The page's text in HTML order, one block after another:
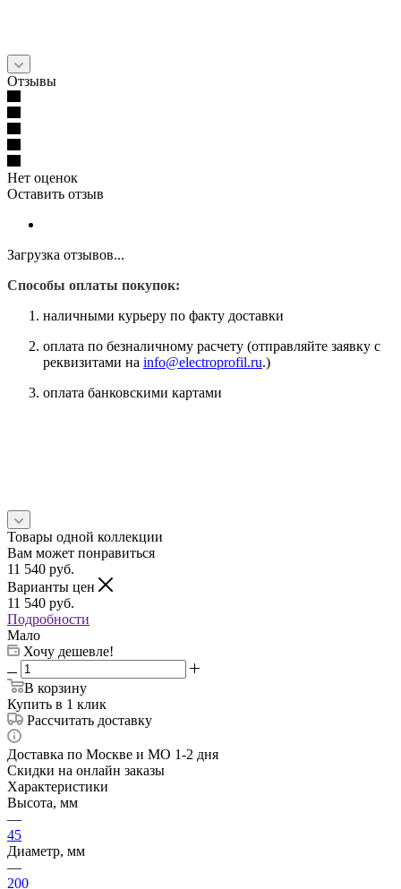
Отзывы
Нет оценок
Оставить отзыв
Загрузка отзывов...
Способы оплаты покупок:
наличными курьеру по факту доставки
оплата по безналичному расчету (отправляйте заявку с
реквизитами на info@electroprofil.ru.)
оплата банковскими картами
Товары одной коллекции
Вам может понравиться
11 540 руб.
Варианты цен
11 540 руб.
Подробности
Мало
Хочу дешевле!
В корзину
Купить в 1 клик
Рассчитать доставку
Доставка по Москве и МО 1-2 дня
Скидки на онлайн заказы
Характеристики
Высота, мм
—
45
Диаметр, мм
—
200